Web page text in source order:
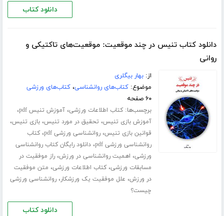
دانلود کتاب
دانلود کتاب تنیس در چند موقعیت: موقعیت‌های تاکتیکی و
روانی
از:بهار بیگلری
موضوع:کتاب‌های روانشناسی،کتاب‌های ورزشی
۶۰ صفحه
برچسب‌ها:کتاب اطلاعات ورزشی،آموزش تنیس pdf ،
آموزش بازی تنیس، تحقیق در مورد تنیس،بازی تنیس،
قوانین بازی تنیس،روانشناسی ورزشی pdf ،کتاب
روانشناسی ورزشی pdf
،دانلود رایگان کتاب روانشناسی
ورزشی، اهمیت روانشناسی در ورزش،راز موفقیت در
مسابقات ورزشی،کتاب اطلاعات ورزشی، متن موفقیت
در ورزش، علل موفقیت یک ورزشکار،روانشناسی ورزشی
چیست؟
دانلود کتاب